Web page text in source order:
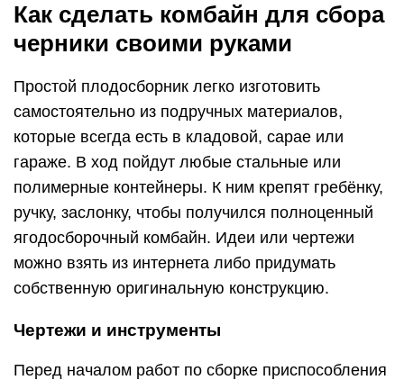
Как сделать комбайн для сбора
черники своими руками
Простой плодосборник легко изготовить
самостоятельно из подручных материалов,
которые всегда есть в кладовой, сарае или
гараже. В ход пойдут любые стальные или
полимерные контейнеры. К ним крепят гребёнку,
ручку, заслонку, чтобы получился полноценный
ягодосборочный комбайн. Идеи или чертежи
можно взять из интернета либо придумать
собственную оригинальную конструкцию.
Чертежи и инструменты
Перед началом работ по сборке приспособления